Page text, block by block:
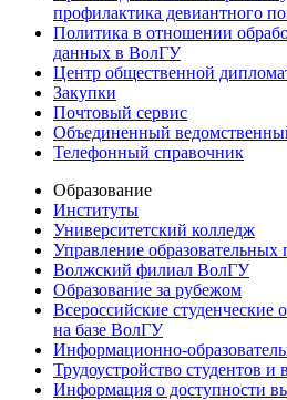
профилактика девиантного
Политика в отношении
данных в ВолГУ
Центр общественной
Закупки
Почтовый сервис
Объединенный
Телефонный справочник
Образование
Институты
Университетский колледж
Управление образовательных
Волжский филиал ВолГУ
Образование за рубежом
Всероссийские
на базе ВолГУ
Информационно-
Трудоустройство студентов и
Информация о доступности